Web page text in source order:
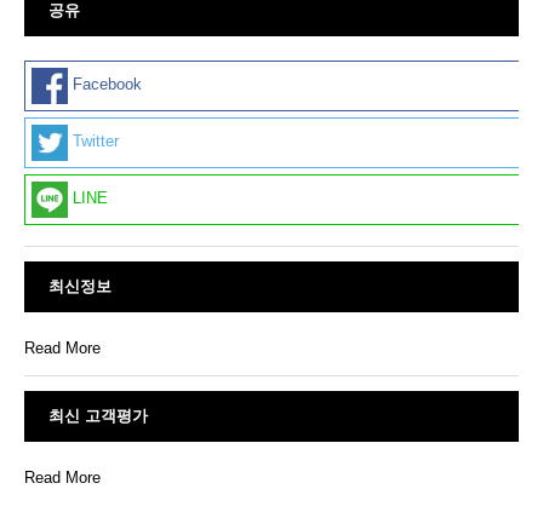
공유
Facebook
Twitter
LINE
최신정보
Read More
최신 고객평가
Read More